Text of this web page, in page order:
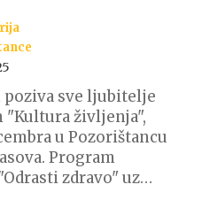
sve ljubitelje
življenja",
u Pozorištancu
Program
zdravo" uz…